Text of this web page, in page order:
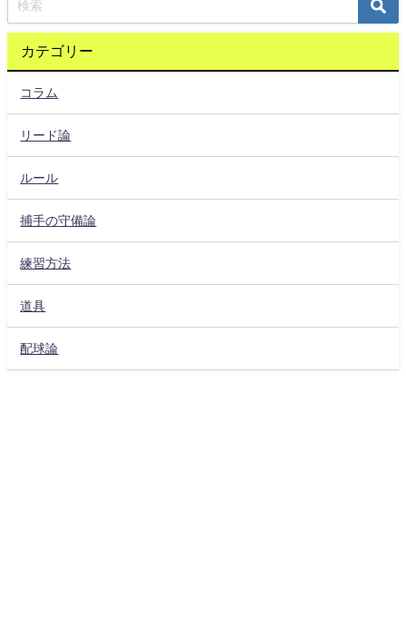
カテゴリー
コラム
リード論
ルール
捕手の守備論
練習方法
道具
配球論